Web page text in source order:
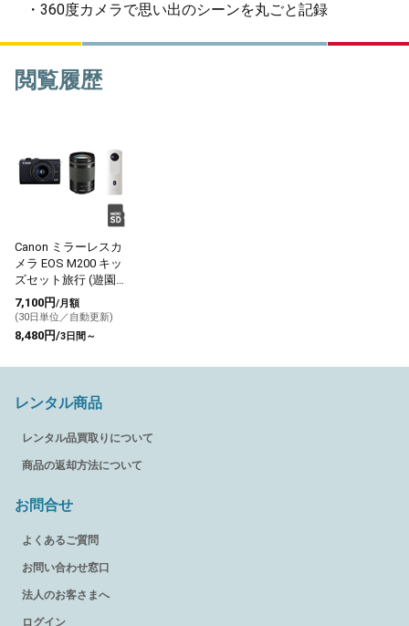
・360度カメラで思い出のシーンを丸ごと記録
閲覧履歴
Canon ミラーレスカ
メラ EOS M200 キッ
ズセット旅行 (遊園地
やテーマパーク)
7,100円/月額
(30日単位／自動更新)
8,480円/3日間～
レンタル商品
レンタル品買取りについて
商品の返却方法について
お問合せ
よくあるご質問
お問い合わせ窓口
法人のお客さまへ
ログイン